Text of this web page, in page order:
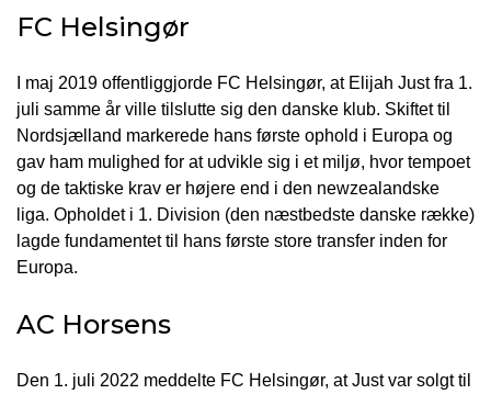
FC Helsingør
I maj 2019 offentliggjorde FC Helsingør, at Elijah Just fra 1.
juli samme år ville tilslutte sig den danske klub. Skiftet til
Nordsjælland markerede hans første ophold i Europa og
gav ham mulighed for at udvikle sig i et miljø, hvor tempoet
og de taktiske krav er højere end i den newzealandske
liga. Opholdet i 1. Division (den næstbedste danske række)
lagde fundamentet til hans første store transfer inden for
Europa.
AC Horsens
Den 1. juli 2022 meddelte FC Helsingør, at Just var solgt til